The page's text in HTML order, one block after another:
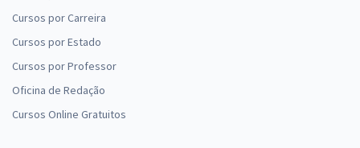
Cursos por Carreira
Cursos por Estado
Cursos por Professor
Oficina de Redação
Cursos Online Gratuitos